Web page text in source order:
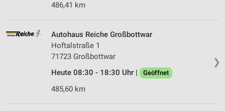
486,41 km
❯
Autohaus Reiche Großbottwar
Hoftalstraße 1
71723 Großbottwar
Heute 08:30 - 18:30 Uhr |
Geöffnet
485,60 km